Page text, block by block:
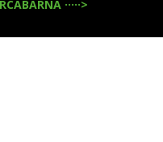
·····>